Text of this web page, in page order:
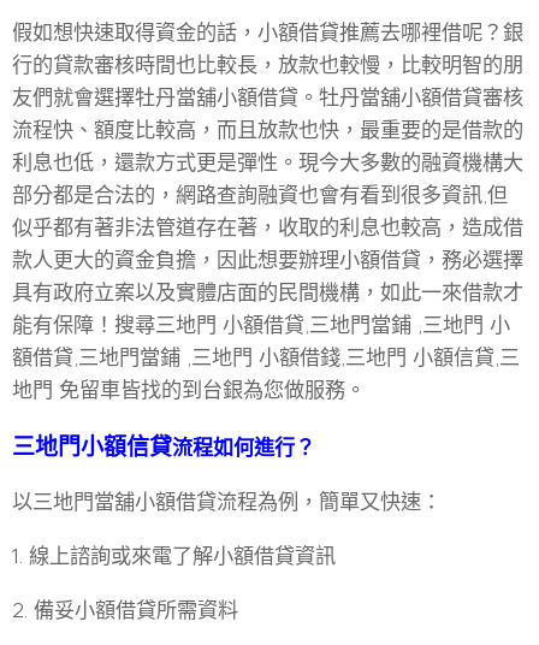
假如想快速取得資金的話，小額借貸推薦去哪裡借呢？銀
行的貸款審核時間也比較長，放款也較慢，比較明智的朋
友們就會選擇牡丹當舖小額借貸。牡丹當舖小額借貸審核
流程快、額度比較高，而且放款也快，最重要的是借款的
利息也低，還款方式更是彈性。現今大多數的融資機構大
部分都是合法的，網路查詢融資也會有看到很多資訊,但
似乎都有著非法管道存在著，收取的利息也較高，造成借
款人更大的資金負擔，因此想要辦理小額借貸，務必選擇
具有政府立案以及實體店面的民間機構，如此一來借款才
能有保障！搜尋三地門 小額借貸,三地門當鋪 ,三地門 小
額借貸,三地門當鋪 ,三地門 小額借錢,三地門 小額信貸,三
地門 免留車皆找的到台銀為您做服務。
三地門小額信貸流程如何進行？
以三地門當舖小額借貸流程為例，簡單又快速：
1. 線上諮詢或來電了解小額借貸資訊
2. 備妥小額借貸所需資料